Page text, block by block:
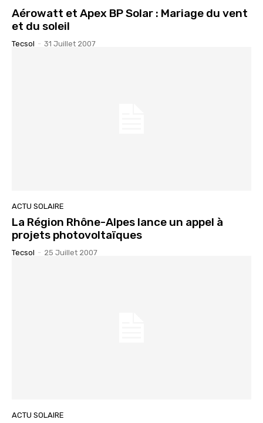
Aérowatt et Apex BP Solar : Mariage du vent
et du soleil
Tecsol - 31 Juillet 2007
ACTU SOLAIRE
La Région Rhône-Alpes lance un appel à
projets photovoltaïques
Tecsol - 25 Juillet 2007
ACTU SOLAIRE